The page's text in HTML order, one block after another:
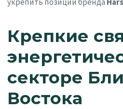
Крепкие
секторе
Востока